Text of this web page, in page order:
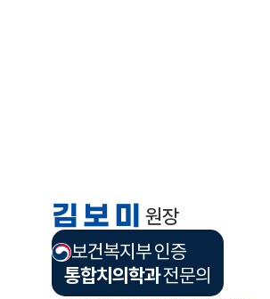
김보미원장
보건복지부 인증
통합치의학과전문의